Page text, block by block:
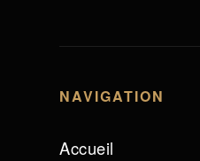
NAVIGATION
Accueil